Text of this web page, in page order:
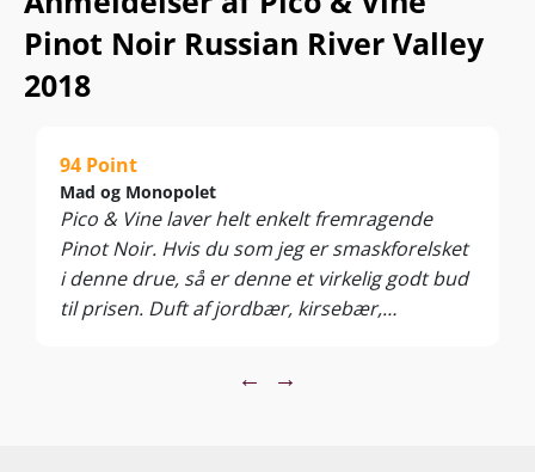
Pinot Noir Russian River Valley
2018
94 Point
Mad og Monopolet
Pico & Vine laver helt enkelt fremragende
Pinot Noir. Hvis du som jeg er smaskforelsket
i denne drue, så er denne et virkelig godt bud
til prisen. Duft af jordbær, kirsebær,
← →